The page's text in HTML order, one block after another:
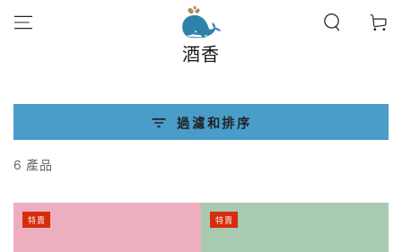
物
酒香
過濾和排序
6 產品
特賣 特賣